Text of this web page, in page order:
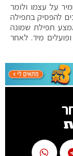
על עצמו ולומר
להפסיק בתפילה
תפילת שמונה
מיד. לאחר